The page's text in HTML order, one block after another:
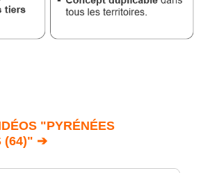
"PYRÉNÉES
(64)" ➔